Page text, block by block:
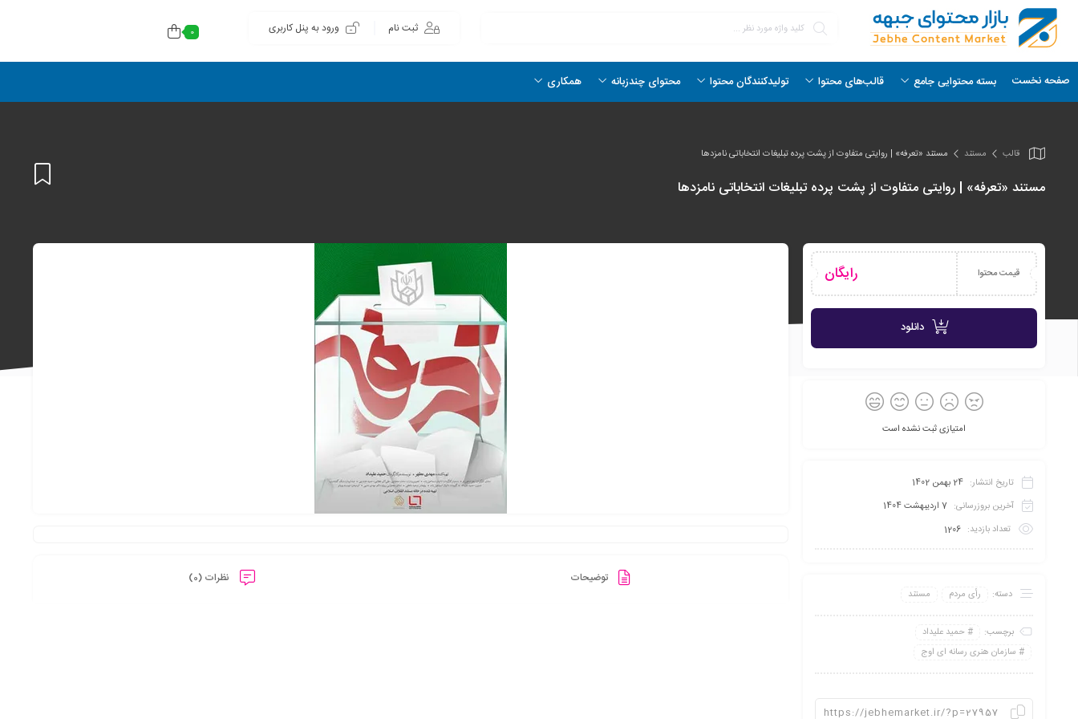
ثبت نام ورود به پنل کاربری 0
صفحه نخست بسته محتوایی جامع قالب‌های محتوا تولیدکنندگان محتوا محتوای چندزبانه همکاری
قالب مستند مستند «تعرفه» | روایتی متفاوت از پشت پرده تبلیغات انتخاباتی نامزدها
مستند «تعرفه» | روایتی متفاوت از پشت پرده تبلیغات انتخاباتی نامزدها
توضیحات نظرات (0)
قیمت محتوا رایگان
دانلود
امتیازی ثبت نشده است
تاریخ انتشار: 24 بهمن 1402
آخرین بروزرسانی: 7 اردیبهشت 1404
تعداد بازدید: 1206
دسته: رأی مردم مستند
برچسب:
حمید علیداد
سازمان هنری رسانه ای اوج